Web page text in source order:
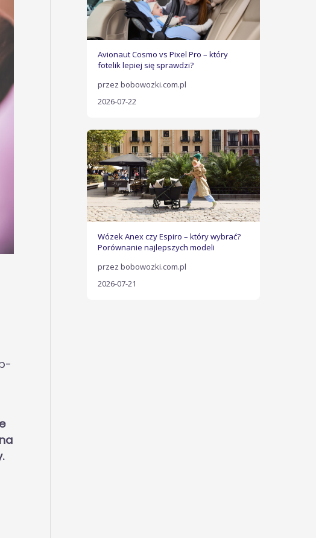
Avionaut Cosmo vs Pixel Pro – który
fotelik lepiej się sprawdzi?
przez bobowozki.com.pl
2026-07-22
Wózek Anex czy Espiro – który wybrać?
Porównanie najlepszych modeli
przez bobowozki.com.pl
2026-07-21